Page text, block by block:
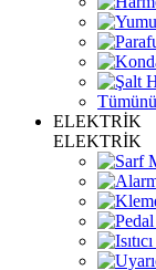
ELEKTRİK
ELEKTRİK